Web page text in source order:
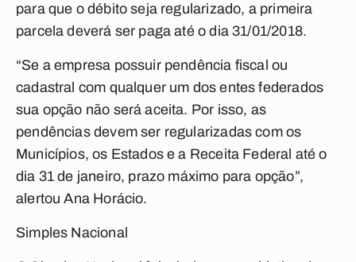
para que o débito seja regularizado, a primeira
parcela deverá ser paga até o dia 31/01/2018.
“Se a empresa possuir pendência fiscal ou
cadastral com qualquer um dos entes federados
sua opção não será aceita. Por isso, as
pendências devem ser regularizadas com os
Municípios, os Estados e a Receita Federal até o
dia 31 de janeiro, prazo máximo para opção”,
alertou Ana Horácio.
Simples Nacional